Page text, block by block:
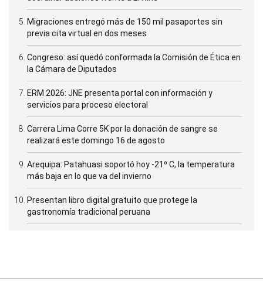
Migraciones entregó más de 150 mil pasaportes sin
previa cita virtual en dos meses
Congreso: así quedó conformada la Comisión de Ética en
la Cámara de Diputados
ERM 2026: JNE presenta portal con información y
servicios para proceso electoral
Carrera Lima Corre 5K por la donación de sangre se
realizará este domingo 16 de agosto
Arequipa: Patahuasi soportó hoy -21⁰ C, la temperatura
más baja en lo que va del invierno
Presentan libro digital gratuito que protege la
gastronomía tradicional peruana